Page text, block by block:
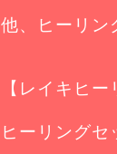
他、ヒーリン
【レイキヒ
ヒーリング